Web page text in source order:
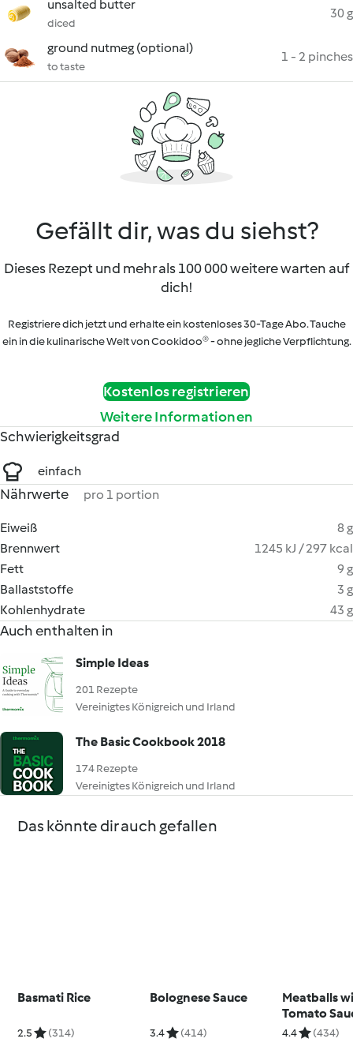
unsalted butter
diced
30 g
ground nutmeg (optional)
to taste
1 - 2 pinches
Gefällt dir, was du siehst?
Dieses Rezept und mehr als 100 000 weitere warten auf
dich!
Registriere dich jetzt und erhalte ein kostenloses 30-Tage Abo. Tauche
ein in die kulinarische Welt von Cookidoo® - ohne jegliche Verpflichtung.
Kostenlos registrieren
Weitere Informationen
Schwierigkeitsgrad
einfach
Nährwerte pro 1 portion
Eiweiß
8 g
Brennwert
1245 kJ / 297 kcal
Fett
9 g
Ballaststoffe
3 g
Kohlenhydrate
43 g
Auch enthalten in
Simple Ideas
201 Rezepte
Vereinigtes Königreich und Irland
The Basic Cookbook 2018
174 Rezepte
Vereinigtes Königreich und Irland
Das könnte dir auch gefallen
Basmati Rice
2.5 (314)
Bolognese Sauce
3.4 (414)
Meatballs
Tomato
4.4 (434)